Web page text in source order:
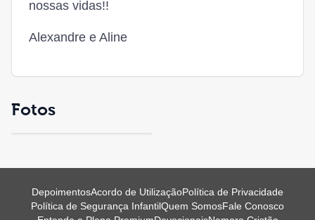
nossas vidas!!
Alexandre e Aline
Fotos
DepoimentosAcordo de UtilizaçãoPolítica de Privacidade
Política de Segurança InfantilQuem SomosFale Conosco